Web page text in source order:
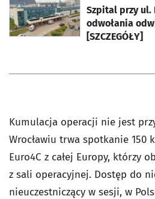
Szpital przy ul.
odwołania
[SZCZEGÓŁY]
Kumulacja operacji nie jest
Wrocławiu trwa spotkanie 150
Euro4C z całej Europy, którzy
z sali operacyjnej. Dostęp do
nieuczestniczący w sesji, w